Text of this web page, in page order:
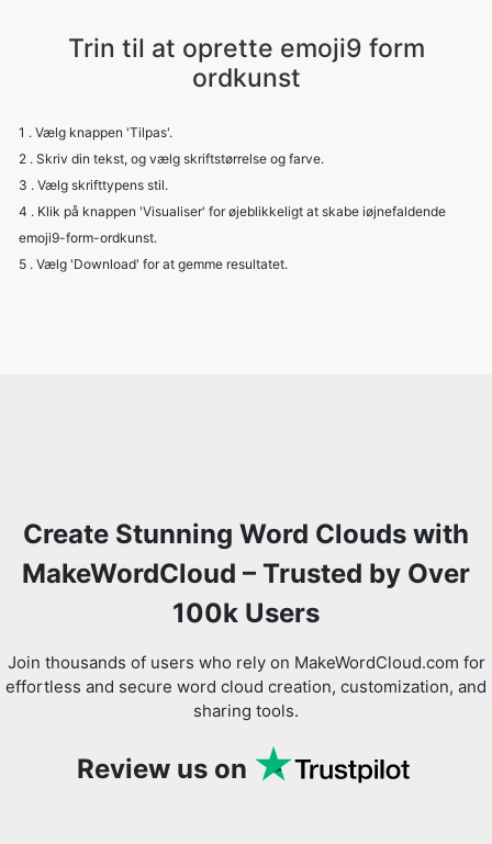
Trin til at oprette emoji9 form
ordkunst
1 . Vælg knappen 'Tilpas'.
2 . Skriv din tekst, og vælg skriftstørrelse og farve.
3 . Vælg skrifttypens stil.
4 . Klik på knappen 'Visualiser' for øjeblikkeligt at skabe iøjnefaldende
emoji9-form-ordkunst.
5 . Vælg 'Download' for at gemme resultatet.
Create Stunning Word Clouds with
MakeWordCloud – Trusted by Over
100k Users
Join thousands of users who rely on MakeWordCloud.com for
effortless and secure word cloud creation, customization, and
sharing tools.
Review us on